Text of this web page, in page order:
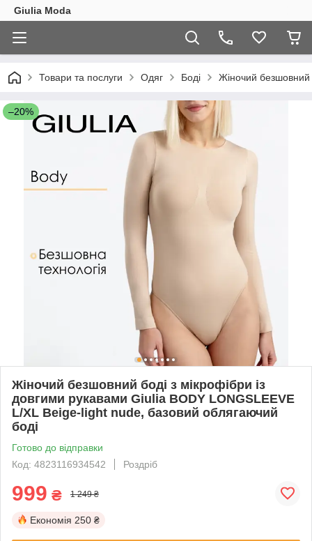
Giulia Moda
Товари та послуги Одяг Боді Жіночий безшовний
–20%
Жіночий безшовний боді з мікрофібри із
довгими рукавами Giulia BODY LONGSLEEVE
L/XL Beige-light nude, базовий облягаючий
боді
Готово до відправки
Код: 4823116934542
Роздріб
999 ₴ 1 249 ₴
Економія 250 ₴